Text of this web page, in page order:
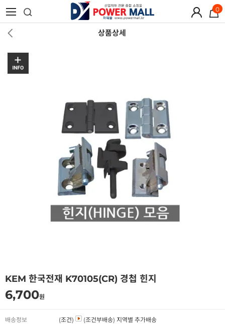
0
상품상세
KEM 한국전재 K70105(CR) 경첩 힌지
6,700원
배송정보 (조건) (조건부배송) 지역별 추가배송